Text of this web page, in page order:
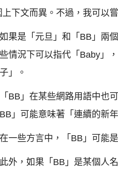
上下文而異。不過，我可以
如果是「元旦」和「BB」兩
些情況下可以指代「Baby」
子」。
「BB」在某些網路用語中也
BB」可能意味著「連續的新
在一些方言中，「BB」可能
此外，如果「BB」是某個人